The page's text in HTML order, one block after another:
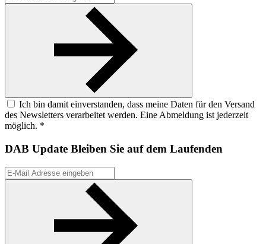
Ich bin damit einverstanden, dass meine Daten für den Versand
des Newsletters verarbeitet werden. Eine Abmeldung ist jederzeit
möglich. *
DAB Update Bleiben Sie auf dem Laufenden